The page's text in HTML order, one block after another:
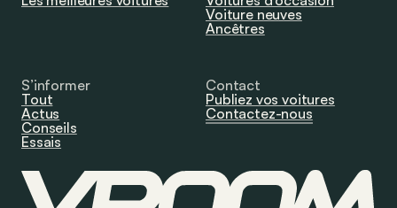
Voiture neuves
Ancêtres
S’informer
Tout
Actus
Conseils
Essais
Contact
Publiez vos voitures
Contactez-nous